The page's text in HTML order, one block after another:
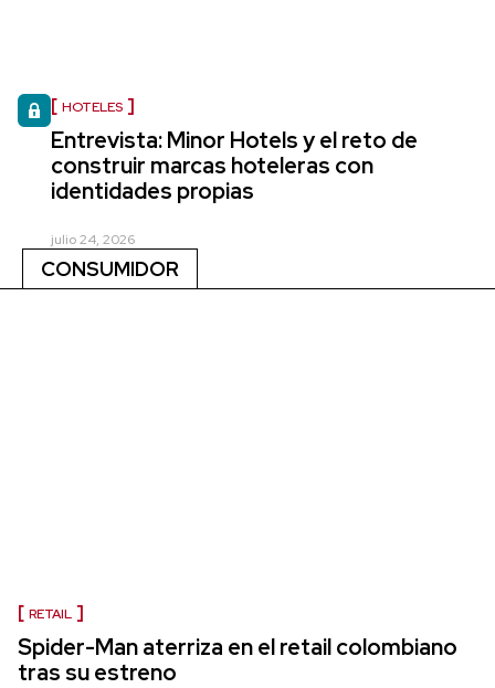
HOTELES
Entrevista: Minor Hotels y el reto de
construir marcas hoteleras con
identidades propias
julio 24, 2026
CONSUMIDOR
RETAIL
Spider-Man aterriza en el retail colombiano
tras su estreno